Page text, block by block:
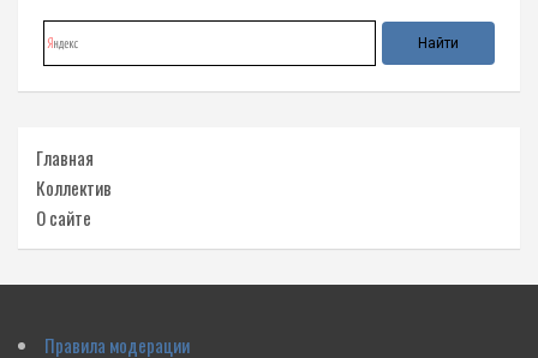
Главная
Коллектив
О сайте
Правила модерации